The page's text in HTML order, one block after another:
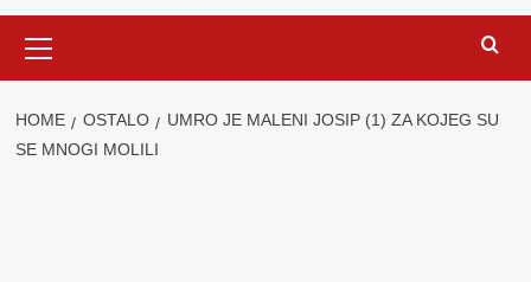
Menu
HOME OSTALO
UMRO JE MALENI JOSIP (1) ZA KOJEG SU
SE MNOGI MOLILI